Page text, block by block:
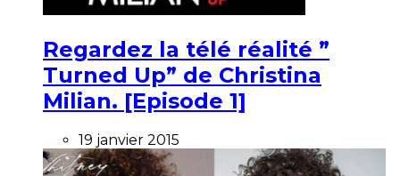
Regardez la télé réalité ”
Turned Up” de Christina
Milian. [Episode 1]
19 janvier 2015